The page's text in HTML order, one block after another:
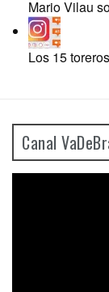
Mario Vilau
Los 15
Canal